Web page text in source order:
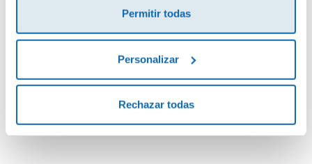
Permitir todas
Personalizar
Rechazar todas
Envía tu opinión